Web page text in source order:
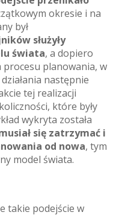
okresie i na
był
służyły
świata, a dopiero
procesu planowania, w
następnie
tej realizacji
które były
wykryta została
się zatrzymać i
od nowa, tym
model świata.
takie podejście w